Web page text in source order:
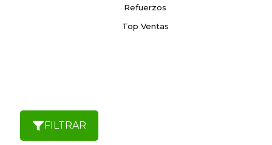
FILTRAR
Refuerzos
Top Ventas